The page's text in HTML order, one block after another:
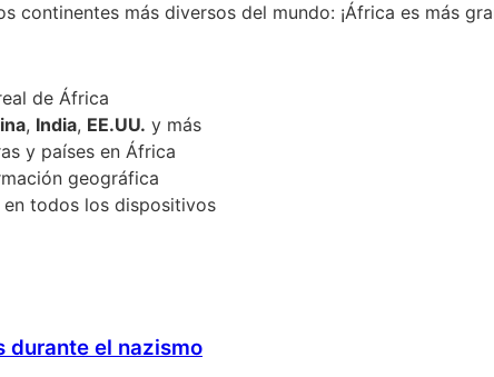
continentes más diversos del mundo: ¡África es más
de África
, India, EE.UU. y más
y países en África
geográfica
en todos los dispositivos
durante el nazismo